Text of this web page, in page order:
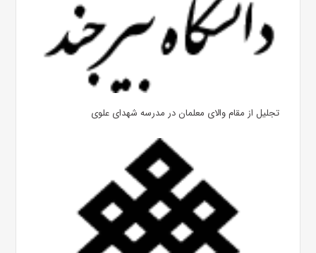
تجلیل از مقام والای معلمان در مدرسه شهدای علوی